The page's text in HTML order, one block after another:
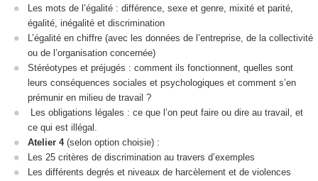
Les mots de l’égalité : différence, sexe et genre, mixité et parité,
égalité, inégalité et discrimination
L’égalité en chiffre (avec les données de l’entreprise, de la collectivité
ou de l’organisation concernée)
Stéréotypes et préjugés : comment ils fonctionnent, quelles sont
leurs conséquences sociales et psychologiques et comment s’en
prémunir en milieu de travail ?
Les obligations légales : ce que l’on peut faire ou dire au travail, et
ce qui est illégal.
Atelier 4(selon option choisie) :
Les 25 critères de discrimination au travers d’exemples
Les différents degrés et niveaux de harcèlement et de violences